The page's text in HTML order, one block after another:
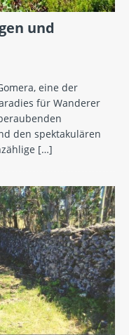
und
eine der
für Wanderer
den spektakulären
[…]